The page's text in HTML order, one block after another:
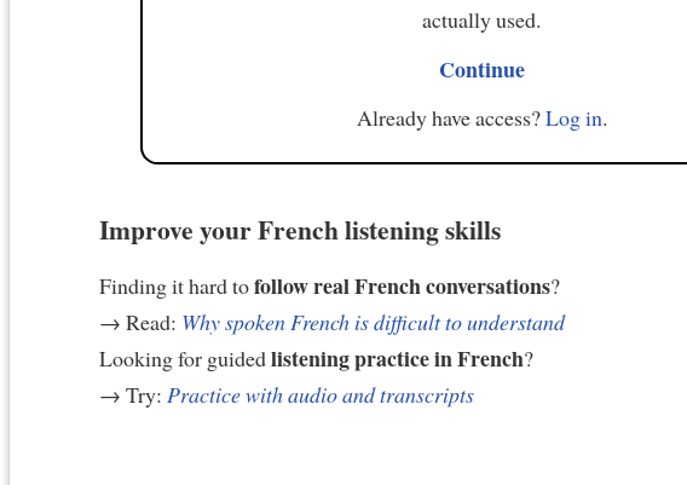
actually used.
Continue
Already have access?Log in.
Improve your French listening skills
Finding it hard tofollow real French conversations?
→ Read: Why spoken French is difficult to understand
Looking for guidedlistening practice in French?
→ Try: Practice with audio and transcripts